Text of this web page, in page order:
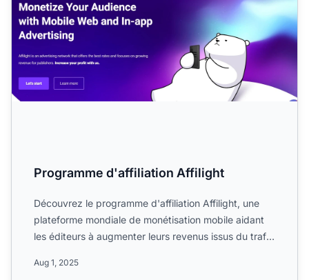
Programme d'affiliation Affilight
Découvrez le programme d'affiliation Affilight, une
plateforme mondiale de monétisation mobile aidant
les éditeurs à augmenter leurs revenus issus du trafic
Aug 1, 2025